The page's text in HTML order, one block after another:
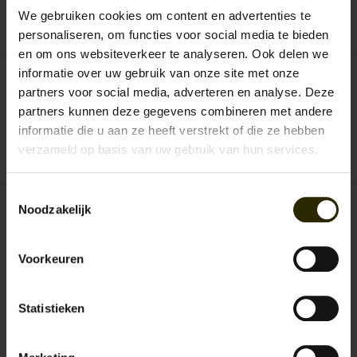
We gebruiken cookies om content en advertenties te
personaliseren, om functies voor social media te bieden
en om ons websiteverkeer te analyseren. Ook delen we
informatie over uw gebruik van onze site met onze
partners voor social media, adverteren en analyse. Deze
partners kunnen deze gegevens combineren met andere
informatie die u aan ze heeft verstrekt of die ze hebben
verzameld op basis van uw gebruik van hun services.
Noodzakelijk
Voorkeuren
Statistieken
JE BEOORDELING TOEVOEGEN
sterren op basis van0beoordelingen
Shelby Brothers collection by Orange Fire
Aan verlanglijst toevoegen/Toevoegen om te vergelijken/Afdrukken
Gerelateerde producten